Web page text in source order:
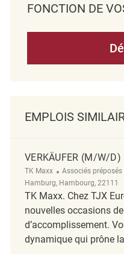
FONCTION DE
EMPLOIS
VERKÄUFER (M/W/D)
TK Maxx Associés
Hamburg, Hambourg, 22111
TK Maxx. Chez TJX
nouvelles occasions
d’accomplissement.
dynamique qui prône